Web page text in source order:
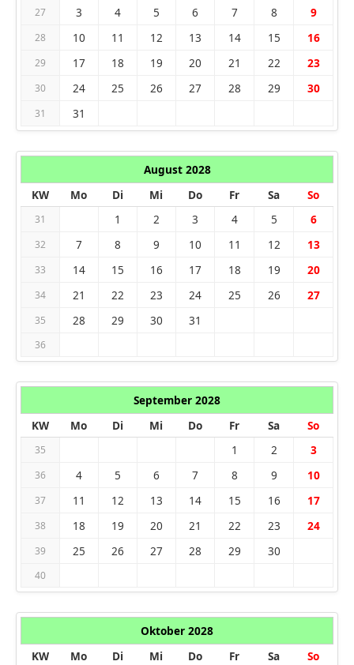
27 3 4 5 6 7 8 9
28 10 11 12 13 14 15 16
29 17 18 19 20 21 22 23
30 24 25 26 27 28 29 30
31 31
August 2028
KW
Mo Di Mi Do Fr Sa So
31 1 2 3 4 5 6
32 7 8 9 10 11 12 13
33 14 15 16 17 18 19 20
34 21 22 23 24 25 26 27
35 28 29 30 31
36
September 2028
KW
Mo Di Mi Do Fr Sa So
35 1 2 3
36 4 5 6 7 8 9 10
37 11 12 13 14 15 16 17
38 18 19 20 21 22 23 24
39 25 26 27 28 29 30
40
Oktober 2028
KW
Mo Di Mi Do Fr Sa So